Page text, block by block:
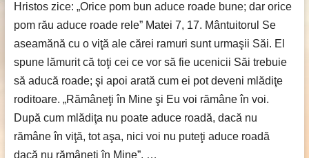
Hristos zice: „Orice pom bun aduce roade bune; dar orice
pom rău aduce roade rele” Matei 7, 17. Mântuitorul Se
aseamănă cu o viţă ale cărei ramuri sunt urmaşii Săi. El
spune lămurit că toţi cei ce vor să fie ucenicii Săi trebuie
să aducă roade; şi apoi arată cum ei pot deveni mlădiţe
roditoare. „Rămâneţi în Mine şi Eu voi rămâne în voi.
După cum mlădiţa nu poate aduce roadă, dacă nu
rămâne în viţă, tot aşa, nici voi nu puteţi aduce roadă
dacă nu rămâneţi în Mine”. …